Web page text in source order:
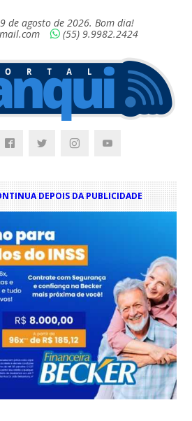
de agosto de 2026. Bom dia!
(55) 9.9982.2424
DEPOIS DA PUBLICIDADE